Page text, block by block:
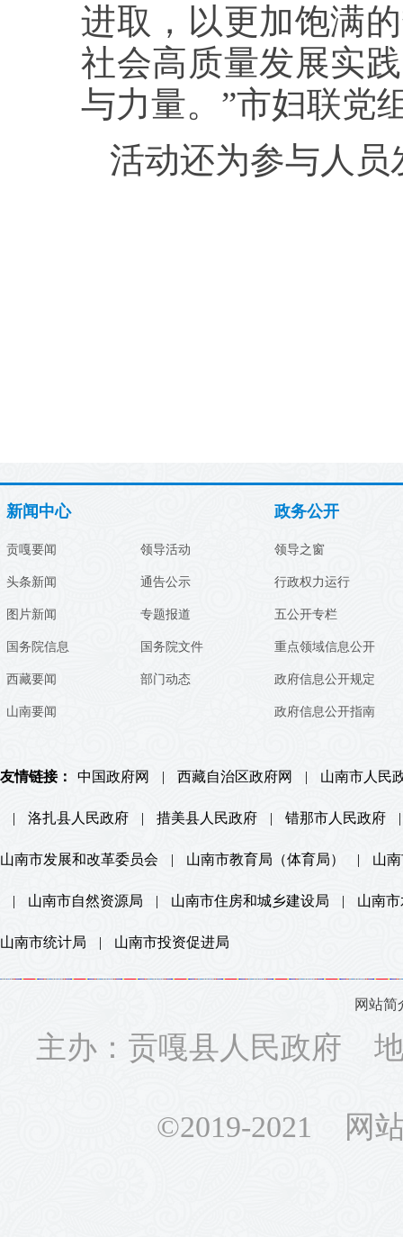
进取，以更加饱满
社会高质量发展实
与力量。”市妇联党
活动还为参与人
新闻中心
贡嘎要闻
头条新闻
图片新闻
国务院信息
西藏要闻
山南要闻
领导活动
通告公示
专题报道
国务院文件
部门动态
政务公开
领导之窗
行政权力运行
五公开专栏
重点领域信息公开
政府信息公开规定
政府信息公开指南
友情链接： 中国政府网 | 西藏自治区政府网 | 山南市人民
| 洛扎县人民政府 | 措美县人民政府 | 错那市人民政府 |
山南市发展和改革委员会 | 山南市教育局（体育局） | 山
| 山南市自然资源局 | 山南市住房和城乡建设局 | 山南
山南市统计局 | 山南市投资促进局
网站简
主办：贡嘎县人民政府
©2019-2021 网